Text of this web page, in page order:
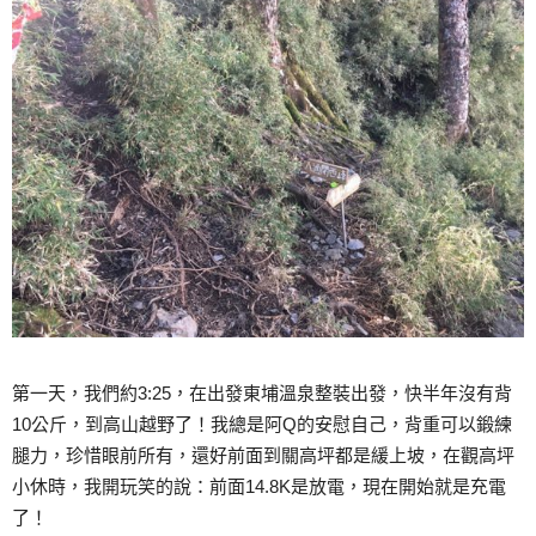
第一天，我們約3:25，在出發東埔溫泉整裝出發，快半年沒有背
10公斤，到高山越野了！我總是阿Q的安慰自己，背重可以鍛練
腿力，珍惜眼前所有，還好前面到關高坪都是緩上坡，在觀高坪
小休時，我開玩笑的說：前面14.8K是放電，現在開始就是充電
了！